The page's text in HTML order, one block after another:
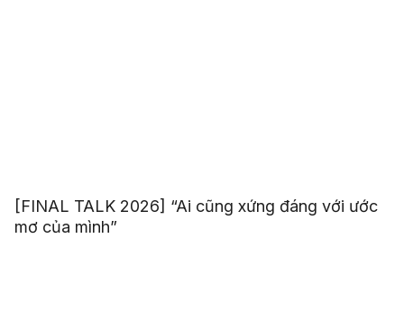
[FINAL TALK 2026] “Ai cũng xứng đáng với ước
mơ của mình”